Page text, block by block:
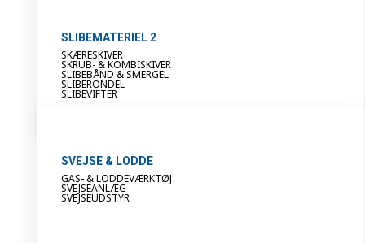
SLIBEMATERIEL 2
SKÆRESKIVER
SKRUB- & KOMBISKIVER
SLIBEBÅND & SMERGEL
SLIBERONDEL
SLIBEVIFTER
SVEJSE & LODDE
GAS- & LODDEVÆRKTØJ
SVEJSEANLÆG
SVEJSEUDSTYR